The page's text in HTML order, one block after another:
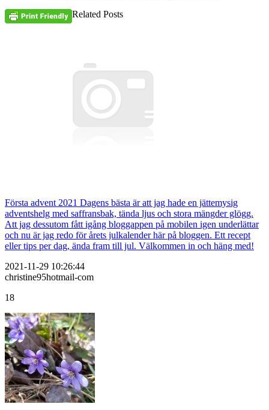
Related Posts
Första advent 2021 Dagens bästa är att jag hade en jättemysig
adventshelg med saffransbak, tända ljus och stora mängder glögg.
Att jag dessutom fått igång bloggappen på mobilen igen underlättar
och nu är jag redo för årets julkalender här på bloggen. Ett recept
eller tips per dag, ända fram till jul. Välkommen in och häng med!
2021-11-29 10:26:44
christine95hotmail-com
18